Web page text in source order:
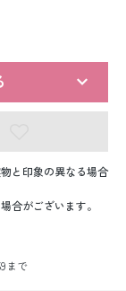
と印象の異なる場合
合がございます。
まで